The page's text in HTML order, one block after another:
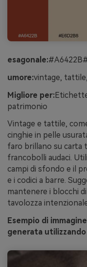
esagonale:
umore:vintage,
Migliore per:
patrimonio
Vintage e tattile,
cinghie in pelle
faro brillano su carta
francobolli audaci.
campi di sfondo e il
e i codici a barre.
mantenere i blocchi
tavolozza
Esempio di
generata